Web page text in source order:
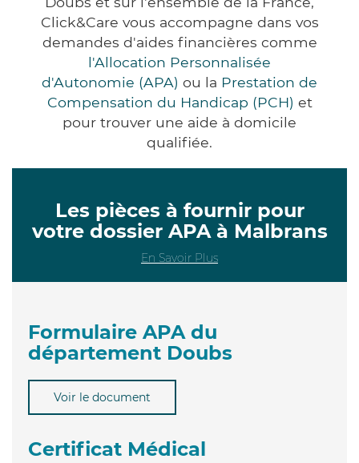
Click&Care vous accompagne dans vos
demandes d'aides financières comme
l'Allocation Personnalisée
d'Autonomie (APA) ou la Prestation de
Compensation du Handicap (PCH) et
pour trouver une aide à domicile
qualifiée.
Les pièces à fournir pour
votre dossier APA à Malbrans
En Savoir Plus
Formulaire APA du
département Doubs
Voir le document
Certificat Médical